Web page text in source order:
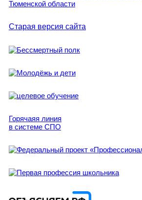
Старая версия сайта
Горячаяя линия
в системе СПО